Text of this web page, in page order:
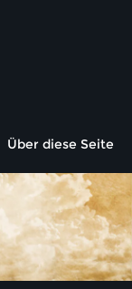
Über diese Seite